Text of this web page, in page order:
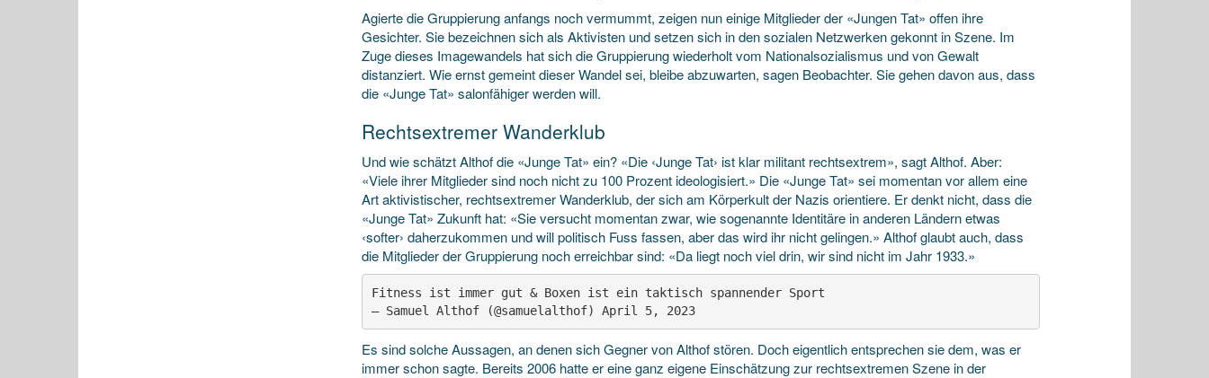
Agierte die Gruppierung anfangs noch vermummt, zeigen nun einige Mitglieder der «Jungen Tat» offen ihre
Gesichter. Sie bezeichnen sich als Aktivisten und setzen sich in den sozialen Netzwerken gekonnt in Szene. Im
Zuge dieses Imagewandels hat sich die Gruppierung wiederholt vom Nationalsozialismus und von Gewalt
distanziert. Wie ernst gemeint dieser Wandel sei, bleibe abzuwarten, sagen Beobachter. Sie gehen davon aus, dass
die «Junge Tat» salonfähiger werden will.
Rechtsextremer Wanderklub
Und wie schätzt Althof die «Junge Tat» ein? «Die ‹Junge Tat› ist klar militant rechtsextrem», sagt Althof. Aber:
«Viele ihrer Mitglieder sind noch nicht zu 100 Prozent ideologisiert.» Die «Junge Tat» sei momentan vor allem eine
Art aktivistischer, rechtsextremer Wanderklub, der sich am Körperkult der Nazis orientiere. Er denkt nicht, dass die
«Junge Tat» Zukunft hat: «Sie versucht momentan zwar, wie sogenannte Identitäre in anderen Ländern etwas
‹softer› daherzukommen und will politisch Fuss fassen, aber das wird ihr nicht gelingen.» Althof glaubt auch, dass
die Mitglieder der Gruppierung noch erreichbar sind: «Da liegt noch viel drin, wir sind nicht im Jahr 1933.»
Fitness ist immer gut & Boxen ist ein taktisch spannender Sport
— Samuel Althof (@samuelalthof) April 5, 2023
Es sind solche Aussagen, an denen sich Gegner von Althof stören. Doch eigentlich entsprechen sie dem, was er
immer schon sagte. Bereits 2006 hatte er eine ganz eigene Einschätzung zur rechtsextremen Szene in der